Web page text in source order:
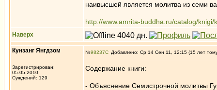
наивысшей является молитва из семи
http://www.amrita-buddha.ru/catalog/knigi/
Наверх
Кунзанг Янгдзом
Зарегистрирован:
05.05.2010
Суждений: 129
№98237 Добавлено: Ср 14 Сен 11, 12:15 (15 лет
Содержание книги:
- Объяснение Семистрочной молитвы